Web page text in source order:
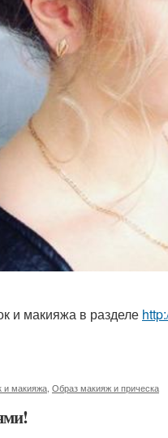
и макияжа в разделе
и макияжа Образ макияж и прическа